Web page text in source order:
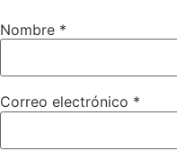
Nombre *
Correo electrónico *